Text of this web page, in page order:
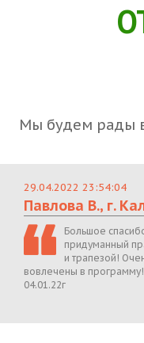
Мы будем рады
29.04.2022 23:54:04
Павлова В., г.
Большое
придуманный
и трапезой!
вовлечены в
04.01.22г